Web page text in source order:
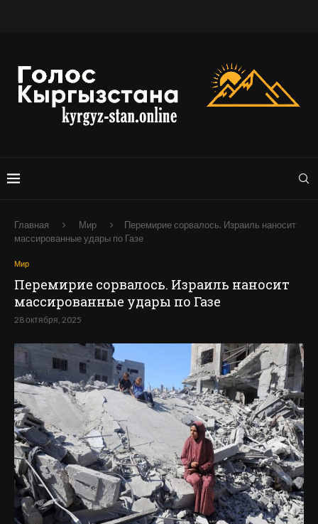
Главная Мир
Перемирие сорвалось. Израиль наносит
массированные удары по Газе
Мир
Перемирие сорвалось. Израиль наносит
массированные удары по Газе
28 октября, 2025